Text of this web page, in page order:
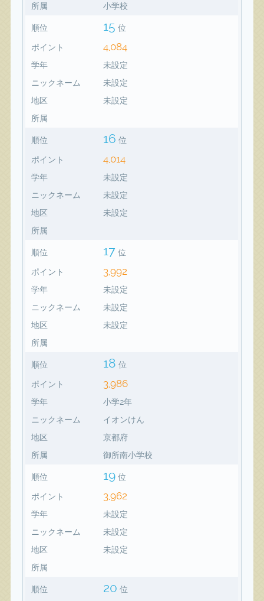
所属 小学校
順位 15 位
ポイント 4,084
学年
未設定
ニックネーム
未設定
地区
未設定
所属
順位 16 位
ポイント 4,014
学年
未設定
ニックネーム
未設定
地区
未設定
所属
順位 17 位
ポイント 3,992
学年
未設定
ニックネーム
未設定
地区
未設定
所属
順位 18 位
ポイント 3,986
学年
小学2年
ニックネーム
イオンけん
地区
京都府
所属
御所南小学校
順位 19 位
ポイント 3,962
学年
未設定
ニックネーム
未設定
地区
未設定
所属
順位 20 位